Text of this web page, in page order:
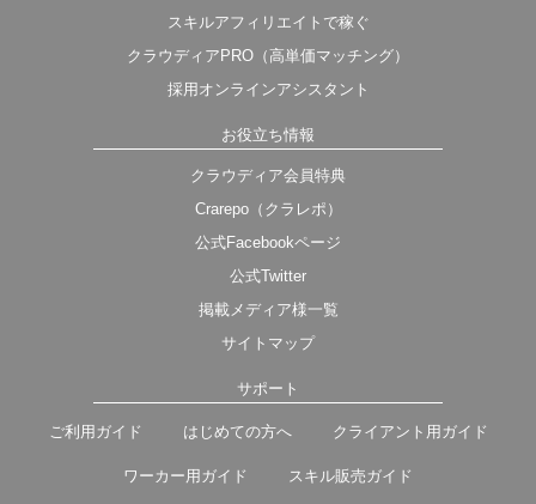
スキルアフィリエイトで稼ぐ
クラウディアPRO（高単価マッチング）
採用オンラインアシスタント
お役立ち情報
クラウディア会員特典
Crarepo（クラレポ）
公式Facebookページ
公式Twitter
掲載メディア様一覧
サイトマップ
サポート
ご利用ガイド はじめての方へ クライアント用ガイド
ワーカー用ガイド スキル販売ガイド